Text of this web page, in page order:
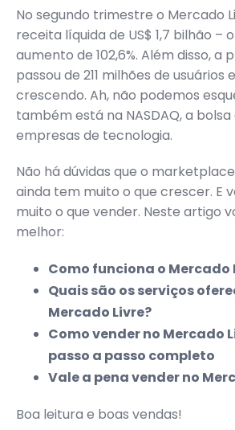
No segundo trimestre o Mercado
receita líquida de US$ 1,7 bilhão –
aumento de 102,6%. Além disso, a
passou de 211 milhões de usuários
crescendo. Ah, não podemos
também está na NASDAQ, a
empresas de tecnologia.
Não há dúvidas que o
ainda tem muito o que crescer. E
muito o que vender. Neste artigo
melhor:
Como funciona o Mercado
Quais são os serviços
Mercado Livre?
Como vender no Mercado
passo a passo completo
Vale a pena vender no
Boa leitura e boas vendas!